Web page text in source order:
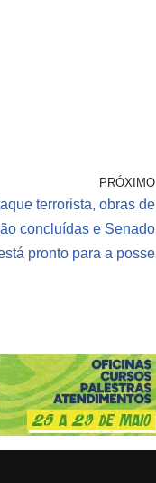
PRÓXIMO
terrorista, obras de
concluídas e Senado
pronto para a posse